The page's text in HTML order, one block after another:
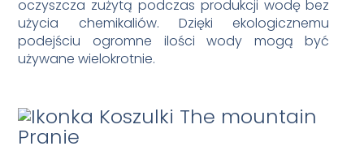
oczyszcza zużytą podczas produkcji wodę bez
użycia chemikaliów. Dzięki ekologicznemu
podejściu ogromne ilości wody mogą być
używane wielokrotnie.
Pranie